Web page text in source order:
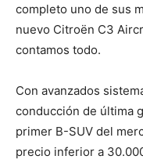
completo uno de sus
nuevo Citroën C3
contamos todo.
Con avanzados
conducción de última
primer B-SUV del
precio inferior a